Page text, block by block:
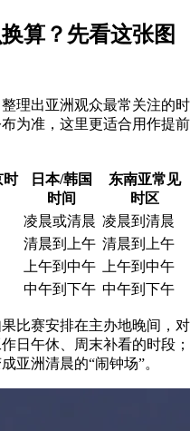
算？先看这张图
理出亚洲观众最常关注的时
为准，这里更适合用作提前
时
日本/韩国
时间
东南亚常见
时区
凌晨或清晨 凌晨到清晨
清晨到上午 清晨到上午
上午到中午
上午到中午
中午到下午 中午到下午
比赛安排在主办地晚间，对
日午休、周末补看的时段；
亚洲清晨的“闹钟场”。